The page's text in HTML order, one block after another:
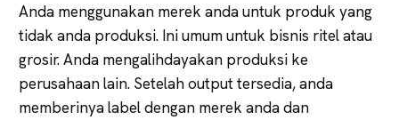
Anda menggunakan merek anda untuk produk yang
tidak anda produksi. Ini umum untuk bisnis ritel atau
grosir. Anda mengalihdayakan produksi ke
perusahaan lain. Setelah output tersedia, anda
memberinya label dengan merek anda dan